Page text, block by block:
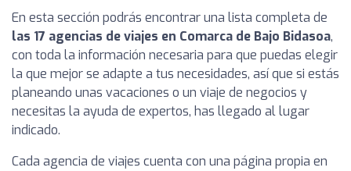
En esta sección podrás encontrar una lista completa de
las 17 agencias de viajes en Comarca de Bajo Bidasoa,
con toda la información necesaria para que puedas elegir
la que mejor se adapte a tus necesidades, así que si estás
planeando unas vacaciones o un viaje de negocios y
necesitas la ayuda de expertos, has llegado al lugar
indicado.
Cada agencia de viajes cuenta con una página propia en